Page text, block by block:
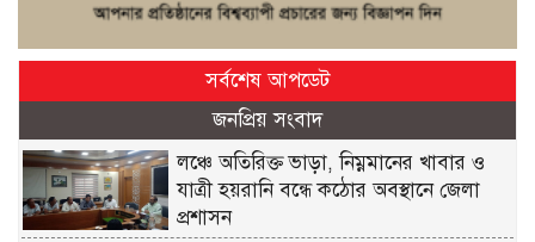
সর্বশেষ আপডেট
জনপ্রিয় সংবাদ
লঞ্চে অতিরিক্ত ভাড়া, নিম্নমানের খাবার ও
যাত্রী হয়রানি বন্ধে কঠোর অবস্থানে জেলা
প্রশাসন